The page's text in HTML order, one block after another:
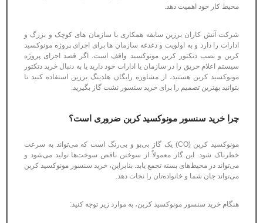
محیط کار خود اهمیت دهد.
شرکت آتش کاران برزین سابقه همکاری با سازمان های کوچک و بزرگ و
ادارات را دارد و به اولویت و دغدغه سازمان ها برای اجرای پروژه مونوکسید
کربن و نصب دتکتور کربن مونوکسید واقف است. اگر قصد اجرای پروژه
سیستم اعلام حریق را در سازمان یا ادارات خود دارید یا به دنبال خرید دتکتور
مونوکسید کربن هستید، از مشاوره رایگان هلدینگ برزین استفاده کنید تا
بتوانید بهترین تصمیم را برای خرید سنسور نشت گاز بگیرید.
چرا خرید سنسور مونوکسید کربن ضروری است؟
مونوکسید کربن (CO) یک گاز بی‌بو و بی‌رنگ است که می‌تواند به سرعت
خطرناک شود. این گاز معمولاً از سوختن ناقص سوخت‌ها تولید می‌شود و
می‌تواند در محیط‌های بسته تجمع یابد. بنابراین، خرید سنسور مونوکسید کربن
می‌تواند جان شما و خانواده‌تان را نجات دهد.
هنگام خرید سنسور مونوکسید کربن، به موارد زیر توجه کنید: